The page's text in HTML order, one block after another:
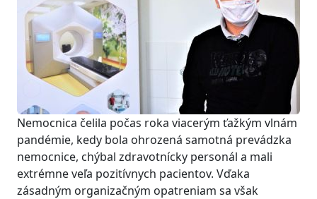
Nemocnica čelila počas roka viacerým ťažkým vlnám
pandémie, kedy bola ohrozená samotná prevádzka
nemocnice, chýbal zdravotnícky personál a mali
extrémne veľa pozitívnych pacientov. Vďaka
zásadným organizačným opatreniam sa však